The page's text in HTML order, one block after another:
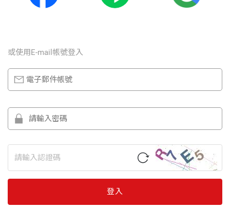
或使⽤E-mail帳號登入
登入